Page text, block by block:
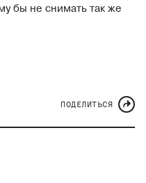
бы не снимать так же
ПОДЕЛИТЬСЯ